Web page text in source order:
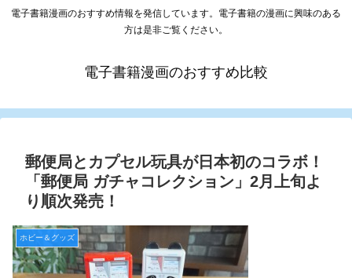
電子書籍漫画のおすすめ情報を発信しています。電子書籍の漫画に興味のある
方は是非ご覧ください。
電子書籍漫画のおすすめ比較
郵便局とカプセル玩具が日本初のコラボ！
「郵便局 ガチャコレクション」2月上旬よ
り順次発売！
ホビー＆グッズ